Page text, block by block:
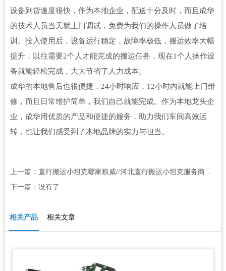
设备到货速度很快，作为本地企业，配送十分及时，而且成华
的技术人员当天就上门调试，免费为我们的操作人员做了培
训。投入使用后，设备运行稳定，故障率极低，搬运效率大幅
提升，以往需要2个人才能完成的搬运任务，现在1个人操作设
备就能轻松完成，大大节省了人力成本。
成华的本地售后也很便捷，24小时响应，12小时内就能上门维
修，而且日常维护简单，我们自己就能完成。作为本地龙头企
业，成华用优质的产品和便捷的服务，助力我们车间高效运
转，也让我们感受到了本地品牌的实力与担当。
上一篇： 直行搬运小坦克哪家权威//河北直行搬运小坦克服务商推荐排行榜
下一篇：没有了
相关产品 相关文章